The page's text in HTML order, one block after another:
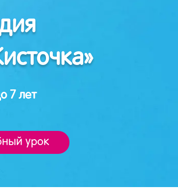
7 лет
урок